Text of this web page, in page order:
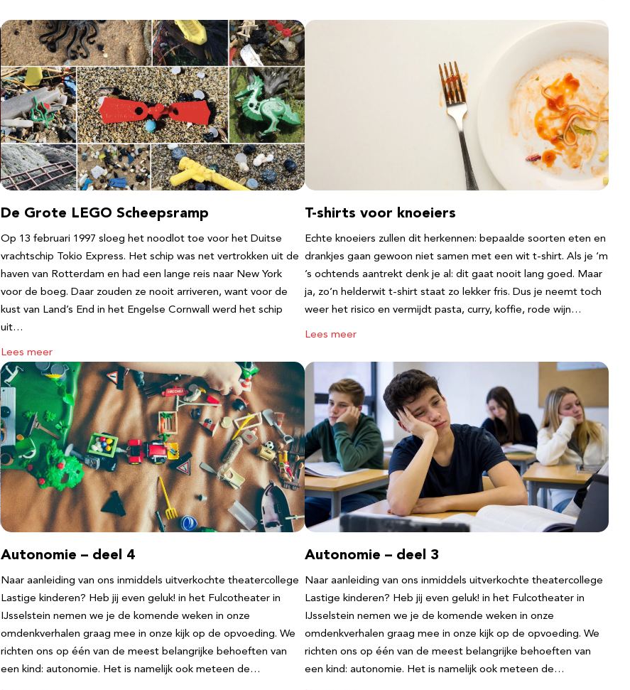
De Grote LEGO Scheepsramp
Op 13 februari 1997 sloeg het noodlot toe voor het Duitse
vrachtschip Tokio Express. Het schip was net vertrokken uit de
haven van Rotterdam en had een lange reis naar New York
voor de boeg. Daar zouden ze nooit arriveren, want voor de
kust van Land’s End in het Engelse Cornwall werd het schip
uit…
Lees meer
T-shirts voor knoeiers
Echte knoeiers zullen dit herkennen: bepaalde soorten eten en
drankjes gaan gewoon niet samen met een wit t-shirt. Als je ‘m
’s ochtends aantrekt denk je al: dit gaat nooit lang goed. Maar
ja, zo’n helderwit t-shirt staat zo lekker fris. Dus je neemt toch
weer het risico en vermijdt pasta, curry, koffie, rode wijn…
Lees meer
Autonomie – deel 4
Naar aanleiding van ons inmiddels uitverkochte theatercollege
Lastige kinderen? Heb jij even geluk! in het Fulcotheater in
IJsselstein nemen we je de komende weken in onze
omdenkverhalen graag mee in onze kijk op de opvoeding. We
richten ons op één van de meest belangrijke behoeften van
een kind: autonomie. Het is namelijk ook meteen de…
Autonomie – deel 3
Naar aanleiding van ons inmiddels uitverkochte theatercollege
Lastige kinderen? Heb jij even geluk! in het Fulcotheater in
IJsselstein nemen we je de komende weken in onze
omdenkverhalen graag mee in onze kijk op de opvoeding. We
richten ons op één van de meest belangrijke behoeften van
een kind: autonomie. Het is namelijk ook meteen de…